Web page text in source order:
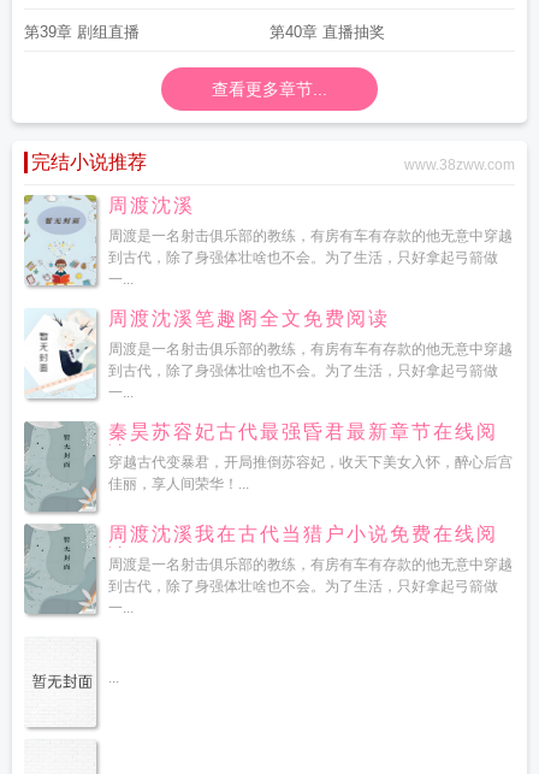
第39章 剧组直播 第40章 直播抽奖
查看更多章节...
完结小说推荐 www.38zww.com
周渡沈溪
周渡是一名射击俱乐部的教练，有房有车有存款的他无意中穿越
到古代，除了身强体壮啥也不会。为了生活，只好拿起弓箭做
一...
周渡沈溪笔趣阁全文免费阅读
周渡是一名射击俱乐部的教练，有房有车有存款的他无意中穿越
到古代，除了身强体壮啥也不会。为了生活，只好拿起弓箭做
一...
秦昊苏容妃古代最强昏君最新章节在线阅
读
穿越古代变暴君，开局推倒苏容妃，收天下美女入怀，醉心后宫
佳丽，享人间荣华！...
周渡沈溪我在古代当猎户小说免费在线阅
读
周渡是一名射击俱乐部的教练，有房有车有存款的他无意中穿越
到古代，除了身强体壮啥也不会。为了生活，只好拿起弓箭做
一...
...